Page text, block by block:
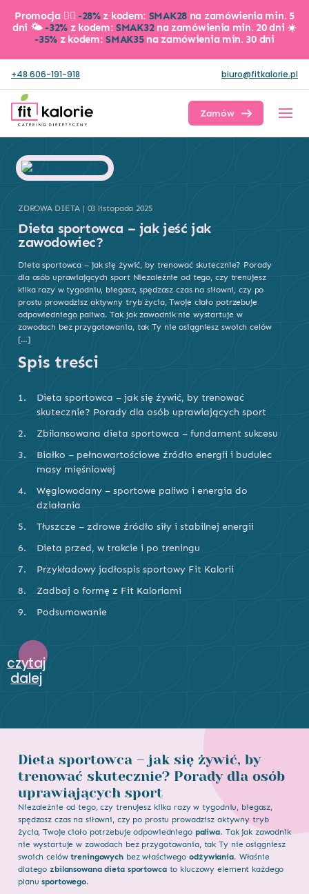
Promocja 👉🏼 -28%z kodem: SMAK28 na zamówienia min. 5
dni 🌤️-32% z kodem:SMAK32na zamówienia min. 20 dni ☀️
-35% z kodem:SMAK35na zamówienia min. 30 dni
+48 606-191-918 biuro@fitkalorie.pl
Zamów dietę
ZDROWA DIETA | 03 listopada 2025
Dieta sportowca – jak jeść jak
zawodowiec?
Dieta sportowca – jak się żywić, by trenować skutecznie? Porady
dla osób uprawiających sport Niezależnie od tego, czy trenujesz
kilka razy w tygodniu, biegasz, spędzasz czas na siłowni, czy po
prostu prowadzisz aktywny tryb życia, Twoje ciało potrzebuje
odpowiedniego paliwa. Tak jak zawodnik nie wystartuje w
zawodach bez przygotowania, tak Ty nie osiągniesz swoich celów
[…]
Spis treści
Dieta sportowca – jak się żywić, by trenować
skutecznie? Porady dla osób uprawiających sport
Zbilansowana dieta sportowca – fundament sukcesu
Białko – pełnowartościowe źródło energii i budulec
masy mięśniowej
Węglowodany – sportowe paliwo i energia do
działania
Tłuszcze – zdrowe źródło siły i stabilnej energii
Dieta przed, w trakcie i po treningu
Przykładowy jadłospis sportowy Fit Kalorii
Zadbaj o formę z Fit Kaloriami
Podsumowanie
czytaj
dalej
Dieta sportowca – jak się żywić, by
trenować skutecznie? Porady dla osób
uprawiających sport
Niezależnie od tego, czy trenujesz kilka razy w tygodniu, biegasz,
spędzasz czas na siłowni, czy po prostu prowadzisz aktywny tryb
życia, Twoje ciało potrzebuje odpowiedniego paliwa. Tak jak zawodnik
nie wystartuje w zawodach bez przygotowania, tak Ty nie osiągniesz
swoich celówtreningowych bez właściwegoodżywiania. Właśnie
dlategozbilansowana dieta sportowcato kluczowy element każdego
planusportowego.